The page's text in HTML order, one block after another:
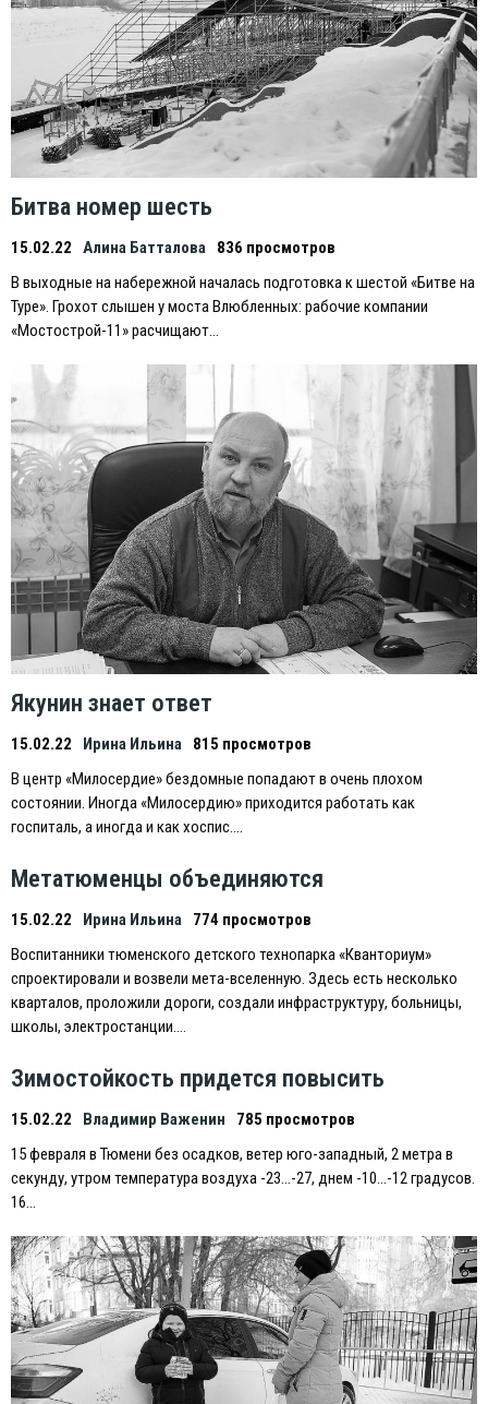
Битва номер шесть
15.02.22 Алина Батталова
836 просмотров
В выходные на набережной началась подготовка к шестой «Битве на
Туре». Грохот слышен у моста Влюбленных: рабочие компании
«Мостострой-11» расчищают…
Якунин знает ответ
15.02.22 Ирина Ильина
815 просмотров
В центр «Милосердие» бездомные попадают в очень плохом
состоянии. Иногда «Милосердию» приходится работать как
госпиталь, а иногда и как хоспис….
Метатюменцы объединяются
15.02.22 Ирина Ильина
774 просмотров
Воспитанники тюменского детского технопарка «Кванториум»
спроектировали и возвели мета-вселенную. Здесь есть несколько
кварталов, проложили дороги, создали инфраструктуру, больницы,
школы, электростанции….
Зимостойкость придется повысить
15.02.22 Владимир Важенин
785 просмотров
15 февраля в Тюмени без осадков, ветер юго-западный, 2 метра в
секунду, утром температура воздуха -23…-27, днем -10…-12 градусов.
16…